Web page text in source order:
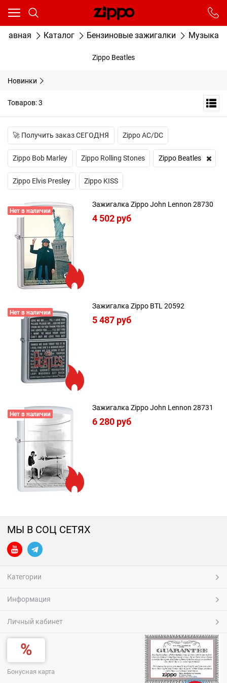
Главная Каталог Бензиновые зажигалки Музыка
Zippo Beatles
Новинки
Товаров: 3
🚀 Получить заказ СЕГОДНЯ Zippo AC/DC
Zippo Bob Marley Zippo Rolling Stones Zippo Beatles
Zippo Elvis Presley Zippo KISS
Нет в наличии
Зажигалка Zippo John Lennon 28730
4 502 руб
Нет в наличии
Зажигалка Zippo BTL 20592
5 487 руб
Нет в наличии
Зажигалка Zippo John Lennon 28731
6 280 руб
МЫ В СОЦ СЕТЯХ
Категории
Информация
Личный кабинет
Бонусная карта
Ваш город - Москва,
От выбранного города зависят сроки доставки